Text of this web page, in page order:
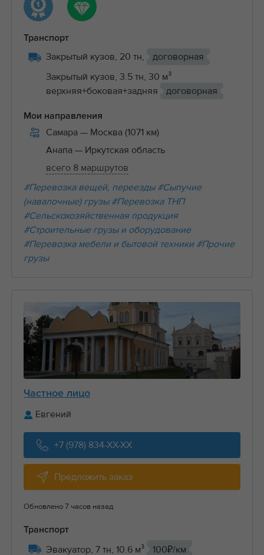
Транспорт
Закрытый кузов, 20 тн,
договорная
Закрытый кузов, 3.5 тн, 30 м³
верхняя+боковая+задняя
договорная
Мои направления
Самара — Москва (1071 км)
Анапа — Иркутская область
всего 8 маршрутов
#Перевозка вещей, переезды #Сыпучие
(навалочные) грузы #Перевозка ТНП
#Сельскохозяйственная продукция
#Строительные грузы и оборудование
#Перевозка мебели и бытовой техники #Прочие
грузы
Частное лицо
Евгений
+7 (978) 834-XX-XX
Предложить заказ
Обновлено 7 часов назад
Транспорт
Эвакуатор, 7 тн, 10.6 м³ 100₽/км